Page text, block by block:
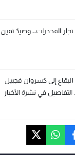
تجار المخدرات.. وصيدٌ ثمين
إلى كسروان فجبيل
في نشرة الأخبار